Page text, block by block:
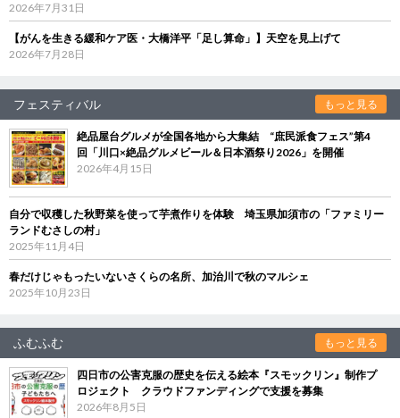
2026年7月31日
【がんを生きる緩和ケア医・大橋洋平「足し算命」】天空を見上げて
2026年7月28日
フェスティバル もっと見る
絶品屋台グルメが全国各地から大集結 “庶民派食フェス”第4
回「川口×絶品グルメビール＆日本酒祭り2026」を開催
2026年4月15日
自分で収穫した秋野菜を使って芋煮作りを体験 埼玉県加須市の「ファミリー
ランドむさしの村」
2025年11月4日
春だけじゃもったいないさくらの名所、加治川で秋のマルシェ
2025年10月23日
ふむふむ もっと見る
四日市の公害克服の歴史を伝える絵本『スモックリン』制作プ
ロジェクト クラウドファンディングで支援を募集
2026年8月5日